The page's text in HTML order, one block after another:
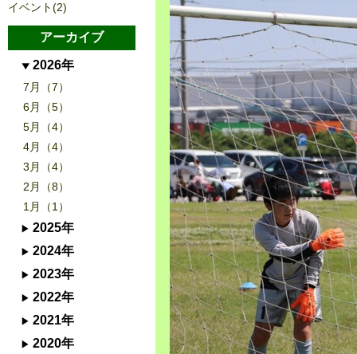
イベント(2)
アーカイブ
2026年
7月（7）
6月（5）
5月（4）
4月（4）
3月（4）
2月（8）
1月（1）
2025年
2024年
2023年
2022年
2021年
2020年